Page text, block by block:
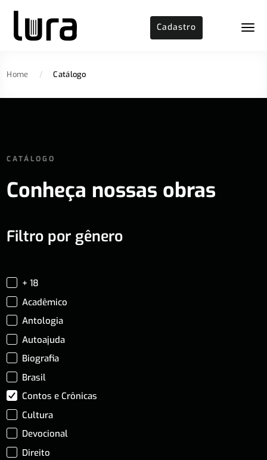
Cadastro
Home / Catálogo
CATÁLOGO
Conheça nossas obras
Filtro por gênero
+ 18
Acadêmico
Antologia
Autoajuda
Biografia
Brasil
Contos e Crônicas
Cultura
Devocional
Direito